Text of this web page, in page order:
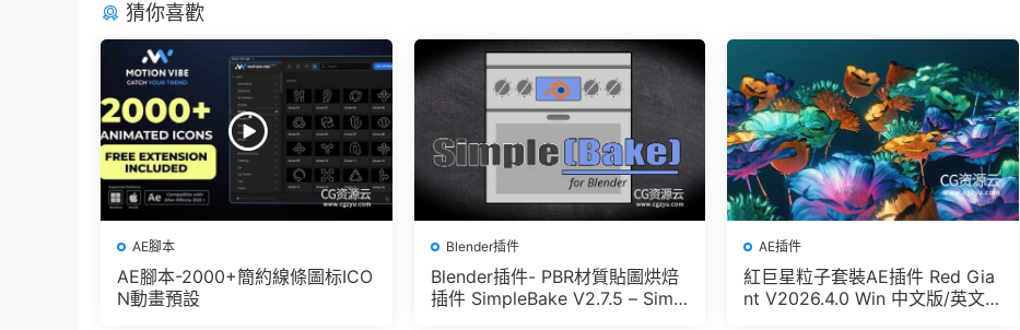
猜你喜歡
AE腳本
AE腳本-2000+簡約線條圖标ICO
N動畫預設
Blender插件
Blender插件- PBR材質貼圖烘焙
插件 SimpleBake V2.7.5 – Simpl
AE插件
紅巨星粒子套裝AE插件 Red Gia
nt V2026.4.0 Win 中文版/英文